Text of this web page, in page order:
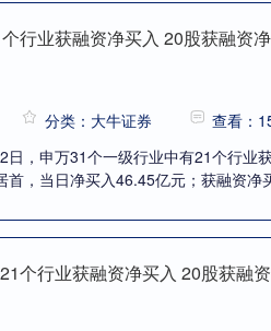
行业获融资净买入 20股获融资
分类：大牛证券 查看：
日，申万31个一级行业中有21个行业
首，当日净买入46.45亿元；获融资净
个行业获融资净买入 20股获融